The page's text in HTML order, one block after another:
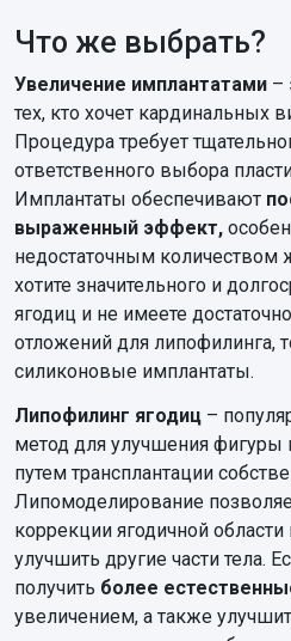
Что же выбрать?
Увеличение имплантатами –
тех, кто хочет кардинальных
Процедура требует
ответственного выбора
Имплантаты обеспечивают
выраженный эффект,
недостаточным
хотите значительного и
ягодиц и не имеете
отложений для липофилинга,
силиконовые имплантаты.
Липофилинг ягодиц –
метод для улучшения фигуры
путем трансплантации
Липомоделирование
коррекции ягодичной
улучшить другие части тела.
получить более
увеличением, а также